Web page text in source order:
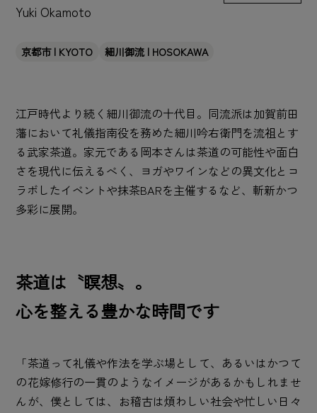
Yuki Okamoto
京都市 | KYOTO 細川御流 | HOSOKAWA
江戸時代より続く細川御流の十代目。同流派は加賀前田
藩において礼儀指南役を務めた細川吟右衛門を流祖とす
る武家茶道。家元である岡本さんは茶道の可能性や面白
さを現代に伝えるべく、ヨガやワインなどの異文化とコ
ラボしたイベントや抹茶BARを主催するなど、斬新かつ
多彩に展開。
茶道は〝瞑想〟。
心を整える豊かな時間です
「茶道って礼儀や作法を学ぶ場として、あるいはかつて
の花嫁修行の一貫のようなイメージがあるかもしれませ
んが、僕としては、お稽古は煩わしい社会や忙しい日々